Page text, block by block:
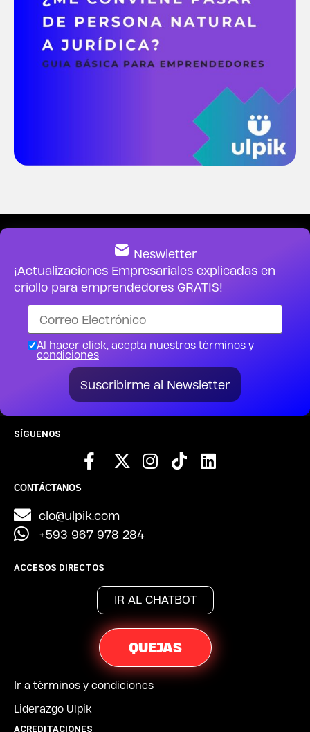
Neswletter
¡Actualizaciones Empresariales explicadas en
criollo para emprendedores GRATIS!
Al hacer click, acepta nuestros términos y
condiciones
Suscribirme al Newsletter
SÍGUENOS
CONTÁCTANOS
clo@ulpik.com
+593 967 978 284
ACCESOS DIRECTOS
IR AL CHATBOT
QUEJAS
Ir a términos y condiciones
Liderazgo Ulpik
ACREDITACIONES